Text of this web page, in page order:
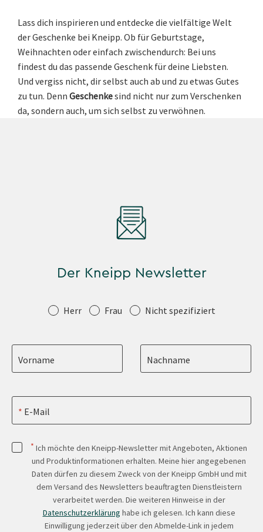
Lass dich inspirieren und entdecke die vielfältige Welt
der Geschenke bei Kneipp. Ob für Geburtstage,
Weihnachten oder einfach zwischendurch: Bei uns
findest du das passende Geschenk für deine Liebsten.
Und vergiss nicht, dir selbst auch ab und zu etwas Gutes
zu tun. Denn Geschenkesind nicht nur zum Verschenken
da, sondern auch, um sich selbst zu verwöhnen.
Der Kneipp Newsletter
Anrede Herr Frau Nicht spezifiziert
Vorname Nachname
E-Mail
* Ich möchte den Kneipp-Newsletter mit Angeboten, Aktionen
und Produktinformationen erhalten. Meine hier angegebenen
Daten dürfen zu diesem Zweck von der Kneipp GmbH und mit
dem Versand des Newsletters beauftragten Dienstleistern
verarbeitet werden. Die weiteren Hinweise in der
Datenschutzerklärung habe ich gelesen. Ich kann diese
Einwilligung jederzeit über den Abmelde-Link in jedem